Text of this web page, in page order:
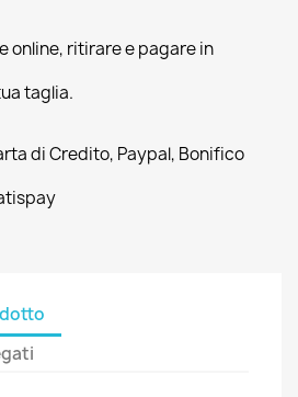
online, ritirare e pagare in
taglia.
di Credito, Paypal, Bonifico